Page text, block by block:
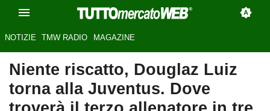
NOTIZIE TMW RADIO MAGAZINE
Niente riscatto, Douglaz Luiz
torna alla Juventus. Dove